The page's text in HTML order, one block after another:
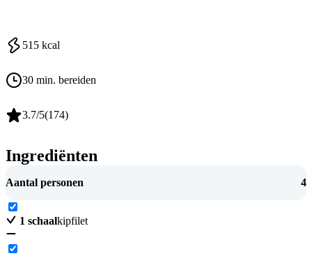
515 kcal
30 min. bereiden
3.7/5(174)
Ingrediënten
Aantal personen 4
1 schaalkipfilet